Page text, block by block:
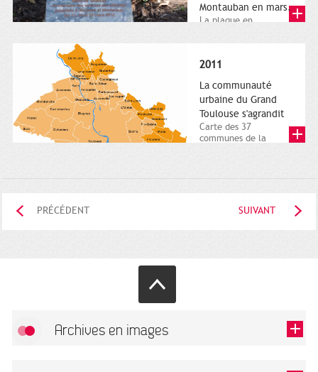
Montauban en mars.
La plaque en
Charles-de-Gaulle.
2011
La communauté
urbaine du Grand
Toulouse s'agrandit
Carte des 37
communes de la
PRÉCÉDENT SUIVANT
Archives en images